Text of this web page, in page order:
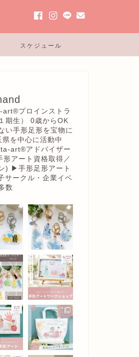
スケジュール
プロインストラ
期生）
0歳からOK
い手形足形を宝物に
県を中心に活動中
art®アドバイザー
アート資格取得／
) ▶︎手形足形アート
サークル・企業イベ
数